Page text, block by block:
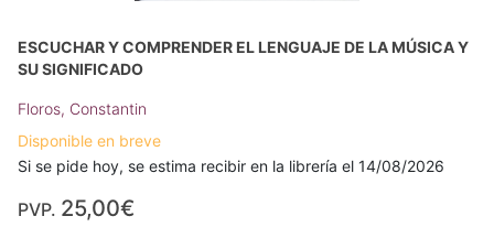
ESCUCHAR Y COMPRENDER EL LENGUAJE DE LA MÚSICA Y
SU SIGNIFICADO
Floros, Constantin
Disponible en breve
Si se pide hoy, se estima recibir en la librería el 14/08/2026
PVP. 25,00€